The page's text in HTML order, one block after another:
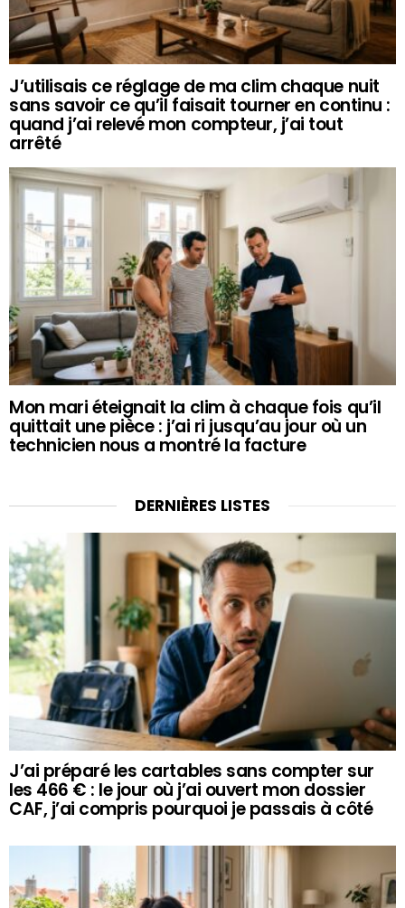
J’utilisais ce réglage de ma clim chaque nuit
sans savoir ce qu’il faisait tourner en continu :
quand j’ai relevé mon compteur, j’ai tout
arrêté
Mon mari éteignait la clim à chaque fois qu’il
quittait une pièce : j’ai ri jusqu’au jour où un
technicien nous a montré la facture
DERNIÈRES LISTES
J’ai préparé les cartables sans compter sur
les 466 € : le jour où j’ai ouvert mon dossier
CAF, j’ai compris pourquoi je passais à côté